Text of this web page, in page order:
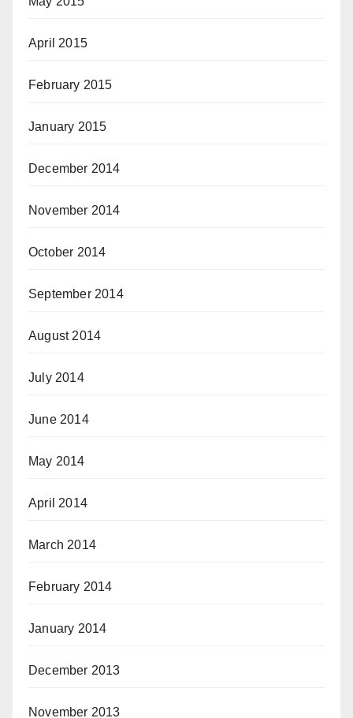
April 2015
February 2015
January 2015
December 2014
November 2014
October 2014
September 2014
August 2014
July 2014
June 2014
May 2014
April 2014
March 2014
February 2014
January 2014
December 2013
November 2013